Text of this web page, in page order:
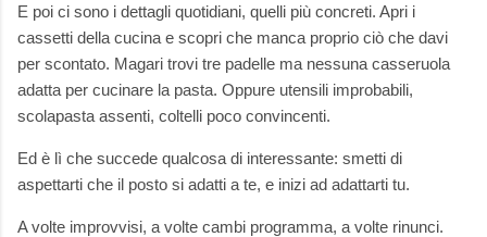
E poi ci sono i dettagli quotidiani, quelli più concreti. Apri i
cassetti della cucina e scopri che manca proprio ciò che davi
per scontato. Magari trovi tre padelle ma nessuna casseruola
adatta per cucinare la pasta. Oppure utensili improbabili,
scolapasta assenti, coltelli poco convincenti.
Ed è lì che succede qualcosa di interessante: smetti di
aspettarti che il posto si adatti a te, e inizi ad adattarti tu.
A volte improvvisi, a volte cambi programma, a volte rinunci.